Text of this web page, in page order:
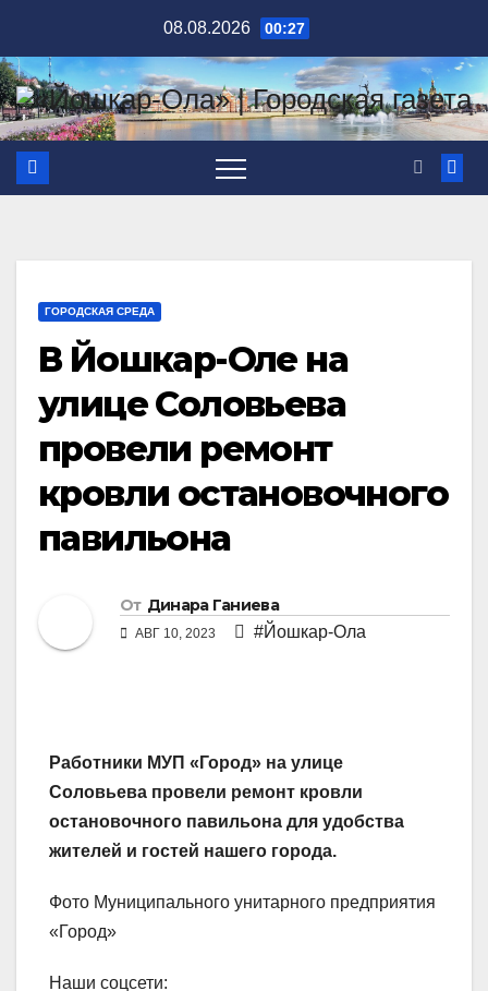
содержимому
08.08.2026 00:27
ГОРОДСКАЯ СРЕДА
В Йошкар-Оле на
улице Соловьева
провели ремонт
кровли остановочного
павильона
От Динара Ганиева
АВГ 10, 2023 #Йошкар-Ола
Работники МУП «Город» на улице
Соловьева провели ремонт кровли
остановочного павильона для удобства
жителей и гостей нашего города.
Фото Муниципального унитарного предприятия
«Город»
Наши соцсети: